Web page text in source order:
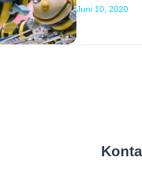
Juni 10, 2020